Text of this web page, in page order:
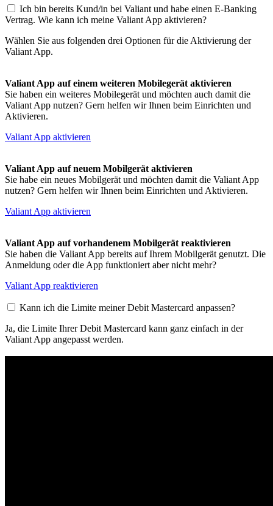
Ich bin bereits Kund/in bei Valiant und habe einen E-Banking
Vertrag. Wie kann ich meine Valiant App aktivieren?
Wählen Sie aus folgenden drei Optionen für die Aktivierung der
Valiant App.
Valiant App auf einem weiteren Mobilegerät aktivieren
Sie haben ein weiteres Mobilegerät und möchten auch damit die
Valiant App nutzen? Gern helfen wir Ihnen beim Einrichten und
Aktivieren.
Valiant App aktivieren
Valiant App auf neuem Mobilgerät aktivieren
Sie habe ein neues Mobilgerät und möchten damit die Valiant App
nutzen? Gern helfen wir Ihnen beim Einrichten und Aktivieren.
Valiant App aktivieren
Valiant App auf vorhandenem Mobilgerät reaktivieren
Sie haben die Valiant App bereits auf Ihrem Mobilgerät genutzt. Die
Anmeldung oder die App funktioniert aber nicht mehr?
Valiant App reaktivieren
Kann ich die Limite meiner Debit Mastercard anpassen?
Ja, die Limite Ihrer Debit Mastercard kann ganz einfach in der
Valiant App angepasst werden.